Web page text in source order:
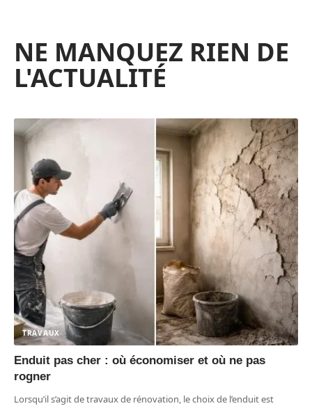
NE MANQUEZ RIEN DE
L'ACTUALITÉ
TRAVAUX
Enduit pas cher : où économiser et où ne pas
rogner
Lorsqu’il s’agit de travaux de rénovation, le choix de l’enduit est